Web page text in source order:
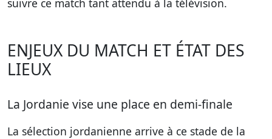
suivre ce match tant attendu à la télévision.
ENJEUX DU MATCH ET ÉTAT DES
LIEUX
La Jordanie vise une place en demi-finale
La sélection jordanienne arrive à ce stade de la